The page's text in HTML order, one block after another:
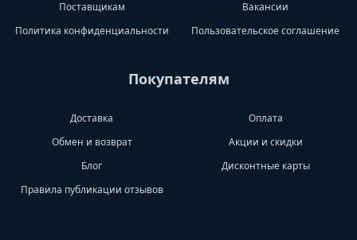
Поставщикам
Вакансии
Политика конфиденциальности
Пользовательское соглашение
Покупателям
Доставка
Оплата
Обмен и возврат
Акции и скидки
Блог
Дисконтные карты
Правила публикации отзывов